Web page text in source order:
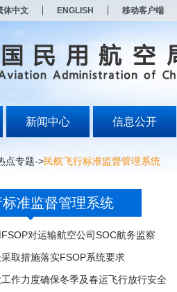
体中文 ENGLISH 移动客户端
新闻中心 信息公开
点专题->民航飞行标准监督管理系统
标准监督管理系统
对运输航空公司SOC航务监察
取措施落实FSOP系统要求
作力度确保冬季及春运飞行放行安全